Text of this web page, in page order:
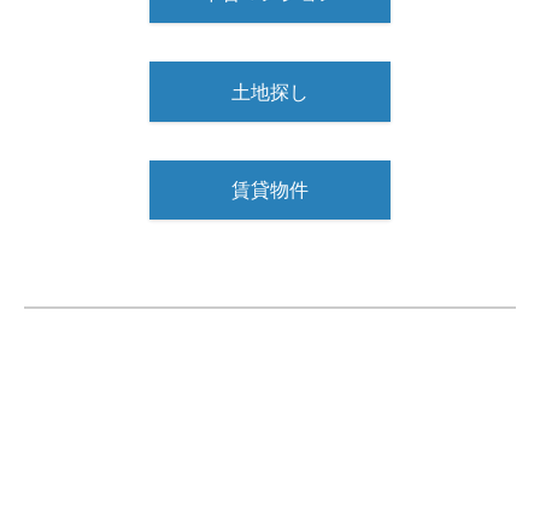
土地探し
賃貸物件